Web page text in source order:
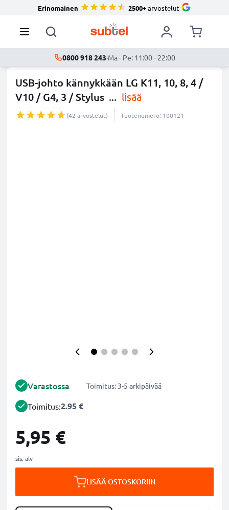
Erinomainen 2500+arvostelut
0800 918 243·Ma - Pe: 11:00 - 22:00
USB-johto kännykkään LG K11, 10, 8, 4 /
V10 / G4, 3 / Stylus ... lisää
(42 arvostelut) Tuotenumero: 100121
Varastossa Toimitus: 3-5 arkipäivää
Toimitus:2.95 €
5,95 €
sis. alv
LISÄÄ OSTOSKORIIN